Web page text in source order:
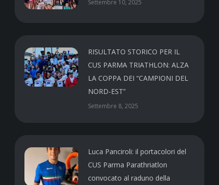
Settembre 10, 2025
RISULTATO STORICO PER IL
CUS PARMA TRIATHLON: ALZA
LA COPPA DEI “CAMPIONI DEL
NORD-EST”
Settembre 8, 2025
Luca Panciroli: il portacolori del
CUS Parma Parathriatlon
convocato al raduno della